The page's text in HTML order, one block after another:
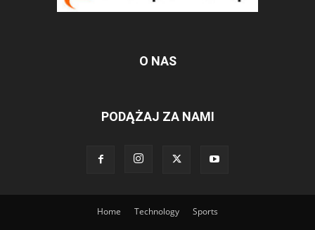
O NAS
PODĄŻAJ ZA NAMI
Home Technology Sports